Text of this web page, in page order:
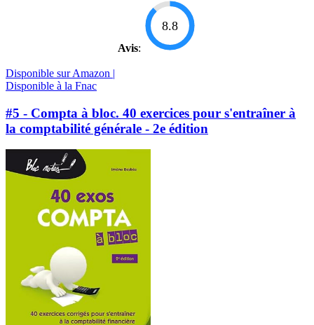
Avis:
8.8
Disponible sur Amazon |
Disponible à la Fnac
#5 - Compta à bloc. 40 exercices pour s'entraîner à
la comptabilité générale - 2e édition